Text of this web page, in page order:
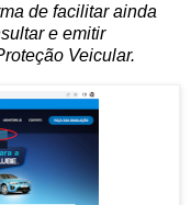
de facilitar ainda
e emitir
Veicular.